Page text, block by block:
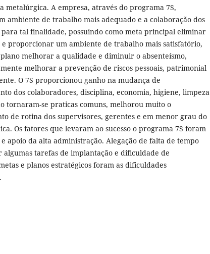
metalúrgica. A empresa, através do programa 7S,
ambiente de trabalho mais adequado e a colaboração dos
tal finalidade, possuindo como meta principal eliminar
e proporcionar um ambiente de trabalho mais satisfatório,
melhorar a qualidade e diminuir o absenteísmo,
melhorar a prevenção de riscos pessoais, patrimonial
O 7S proporcionou ganho na mudança de
dos colaboradores, disciplina, economia, higiene, limpeza
tornaram-se praticas comuns, melhorou muito o
de rotina dos supervisores, gerentes e em menor grau do
Os fatores que levaram ao sucesso o programa 7S foram
apoio da alta administração. Alegação de falta de tempo
tarefas de implantação e dificuldade de
e planos estratégicos foram as dificuldades